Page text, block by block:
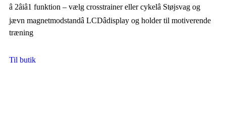
â 2âiâ1 funktion – vælg crosstrainer eller cykelâ Støjsvag og
jævn magnetmodstandâ LCDâdisplay og holder til motiverende
træning
Til butik